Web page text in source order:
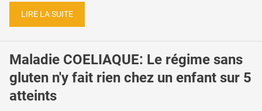
LIRE LA SUITE
Maladie COELIAQUE: Le régime sans
gluten n'y fait rien chez un enfant sur 5
atteints